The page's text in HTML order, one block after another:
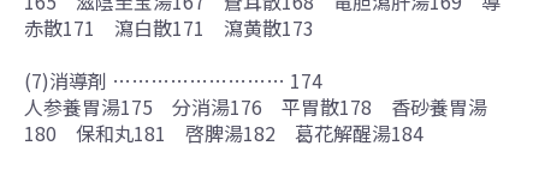
赤散171 瀉白散171 瀉黄散173
(7)消導剤 ……………………… 174
人参養胃湯175 分消湯176 平胃散178 香砂養胃湯
180 保和丸181 啓脾湯182 葛花解醒湯184